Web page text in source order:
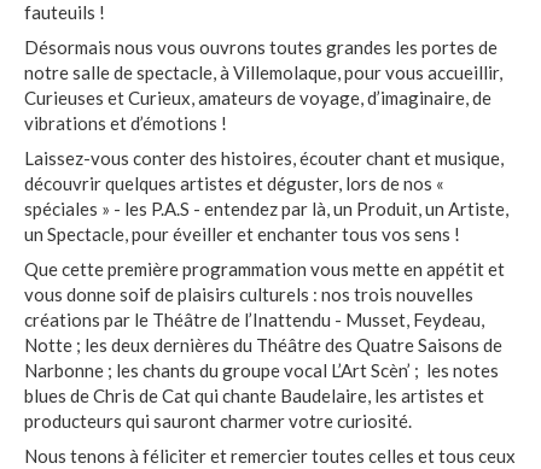
fauteuils !
Désormais nous vous ouvrons toutes grandes les portes de
notre salle de spectacle, à Villemolaque, pour vous accueillir,
Curieuses et Curieux, amateurs de voyage, d’imaginaire, de
vibrations et d’émotions !
Laissez-vous conter des histoires, écouter chant et musique,
découvrir quelques artistes et déguster, lors de nos «
spéciales » - les P.A.S - entendez par là, un Produit, un Artiste,
un Spectacle, pour éveiller et enchanter tous vos sens !
Que cette première programmation vous mette en appétit et
vous donne soif de plaisirs culturels : nos trois nouvelles
créations par le Théâtre de l’Inattendu - Musset, Feydeau,
Notte ; les deux dernières du Théâtre des Quatre Saisons de
Narbonne ; les chants du groupe vocal L’Art Scèn’ ; les notes
blues de Chris de Cat qui chante Baudelaire, les artistes et
producteurs qui sauront charmer votre curiosité.
Nous tenons à féliciter et remercier toutes celles et tous ceux